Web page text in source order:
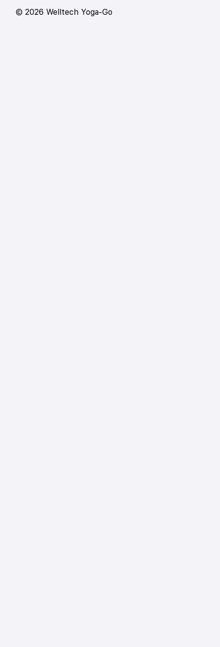
© 2026 Welltech Yoga-Go